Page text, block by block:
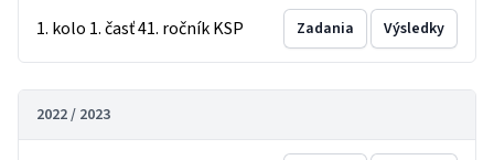
1. kolo 1. časť 41. ročník KSP Zadania Výsledky
2022 / 2023